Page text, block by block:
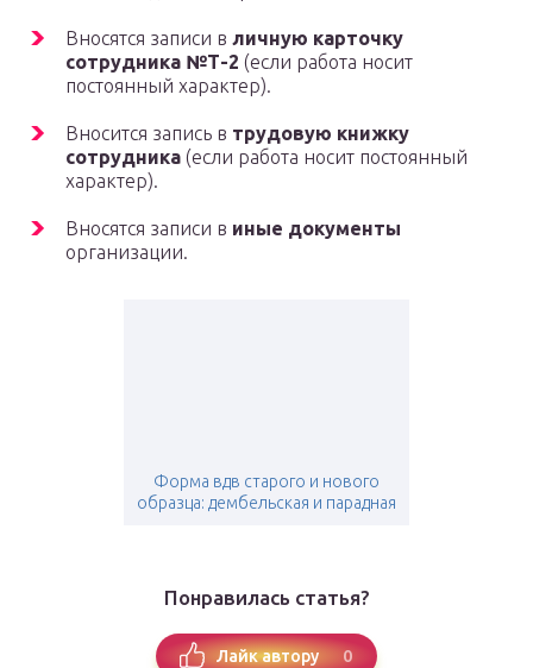
Вносятся записи в личную карточку
сотрудника №Т-2 (если работа носит
постоянный характер).
Вносится запись в трудовую книжку
сотрудника (если работа носит постоянный
характер).
Вносятся записи в иные документы
организации.
Форма вдв старого и нового
образца: дембельская и парадная
Понравилась статья?
Лайк автору 0